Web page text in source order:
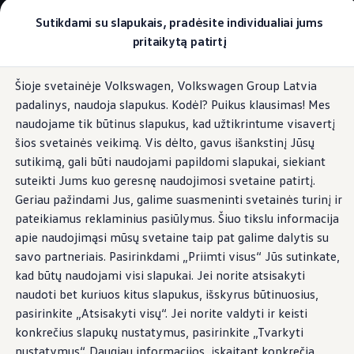
Sutikdami su slapukais, pradėsite individualiai jums
pritaikytą patirtį
Šioje svetainėje Volkswagen, Volkswagen Group Latvia
padalinys, naudoja slapukus. Kodėl? Puikus klausimas! Mes
naudojame tik būtinus slapukus, kad užtikrintume visavertį
šios svetainės veikimą. Vis dėlto, gavus išankstinį Jūsų
sutikimą, gali būti naudojami papildomi slapukai, siekiant
suteikti Jums kuo geresnę naudojimosi svetaine patirtį.
Geriau pažindami Jus, galime suasmeninti svetainės turinį ir
pateikiamus reklaminius pasiūlymus. Šiuo tikslu informacija
apie naudojimąsi mūsų svetaine taip pat galime dalytis su
savo partneriais. Pasirinkdami „Priimti visus“ Jūs sutinkate,
kad būtų naudojami visi slapukai. Jei norite atsisakyti
naudoti bet kuriuos kitus slapukus, išskyrus būtinuosius,
pasirinkite „Atsisakyti visų“. Jei norite valdyti ir keisti
konkrečius slapukų nustatymus, pasirinkite „Tvarkyti
nustatymus“. Daugiau informacijos, įskaitant konkrečią
pagrindinį
turinį
poraštę
Pasirinkite savo Volkswagen
Modeliai ir konfigūratorius
Naujasis ID. Cross
Konfigūruoti
Volkswagen komerciniai automobiliai. Pasiruošę bet
Volkswagen automobilių e-parduotuvė
Pasiūlymai ir paslaugos
Jubiliejinis pasiūlymas
Garantija
Lizingas
Automobilio mainai
Volkswagen automobilių e-parduotuvė
Elektromobiliai ir hibridiniai modeliai
Valstybės parama
Elektromobiliai
ID. žinios
Įkrovimas ir ridos atsarga
Technologija ir evoliucija
Perėjimas prie elektrinio mobilumo
Ekologinis tvarumas
Elektromobiliai servise: daugiau jokio alyvos
ID. programinės įrangos atnaujinimas*
Elektromobilių pristatymo trukmė
Atveriamas ir slankiojamas panoraminis
stoglangis
Dangiški vaizdai